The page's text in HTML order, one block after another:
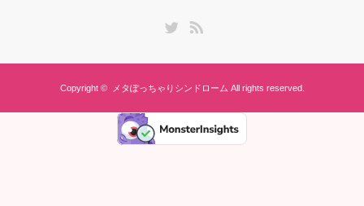
Copyright © メタぽっちゃりシンドローム All rights reserved.